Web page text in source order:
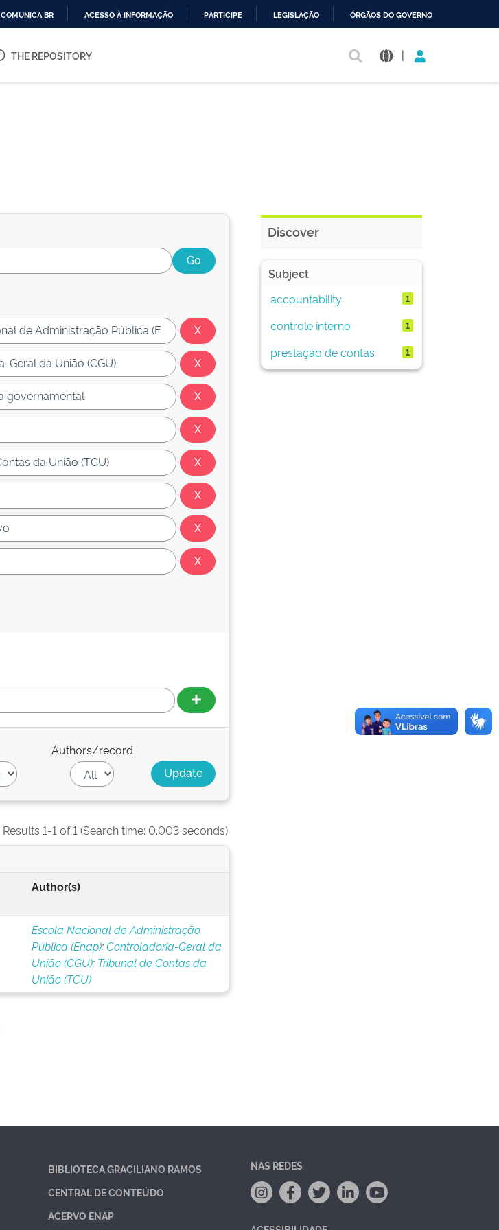
O
COMUNICA BR ACESSO À INFORMAÇÃO PARTICIPE LEGISLAÇÃO ÓRGÃOS DO GOVERNO
THE REPOSITORY |
Authors/record
Results 1-1 of 1 (Search time: 0.003 seconds).
Author(s)
Escola Nacional de Administração
Pública (Enap);Controladoria-Geral da
União (CGU); Tribunal de Contas da
União (TCU)
Discover
Subject
accountability
1
controle interno 1
prestação de contas 1
BIBLIOTECA GRACILIANO RAMOS
CENTRAL DE CONTEÚDO
ACERVO ENAP
NAS REDES